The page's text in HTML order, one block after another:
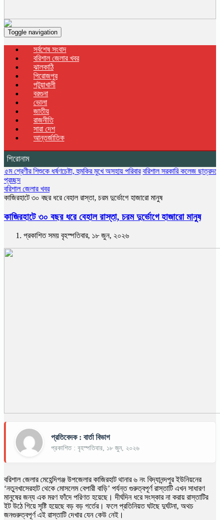
Toggle navigation
সর্বশেষ সংবাদ
বরিশাল জেলার খবর
ঝালকাঠি
পিরোজপুর
পটুয়াখালী
বরগুনা
ভোলা
জাতীয়
রাজনীতি
সারা দেশ
আন্তর্জাতিক
শিরোনাম
ধর্ষণচেষ্টা, হুমকির মুখে অসহায় পরিবার বরিশাল সরকারি কলেজ ছাত্রদলের বৃক্ষরোপণ
প্রচ্ছদ
বরিশাল জেলার খবর
কাজিরহাটে ৩০ বছর ধরে বেহাল রাস্তা, চরম দুর্ভোগে হাজারো মানুষ
কাজিরহাটে ৩০ বছর ধরে বেহাল রাস্তা, চরম দুর্ভোগে হাজারো মানুষ
প্রকাশিত সময় বৃহস্পতিবার, ১৮ জুন, ২০২৬
প্রতিবেদক : বার্তা বিভাগ
প্রকাশিত : বৃহস্পতিবার, ১৮ জুন, ২০২৬
বরিশাল জেলার মেহেন্দিগঞ্জ উপজেলার কাজিরহাট থানার ৬ নং বিদ্যানন্দপুর ইউনিয়নের
‘নতুনখাসেরহাট থেকে মোসলেম বেপারী বাড়ি’ পর্যন্ত গুরুত্বপূর্ণ রাস্তাটি এখন সাধারণ
মানুষের জন্য এক মরণ ফাঁদে পরিণত হয়েছে। দীর্ঘদিন ধরে সংস্কার না করায় রাস্তাটির
ইট উঠে গিয়ে সৃষ্টি হয়েছে বড় বড় গর্তের। ফলে প্রতিনিয়ত ঘটছে দুর্ঘটনা, অথচ
জনগুরুত্বপূর্ণ এই রাস্তাটি দেখার যেন কেউ নেই।